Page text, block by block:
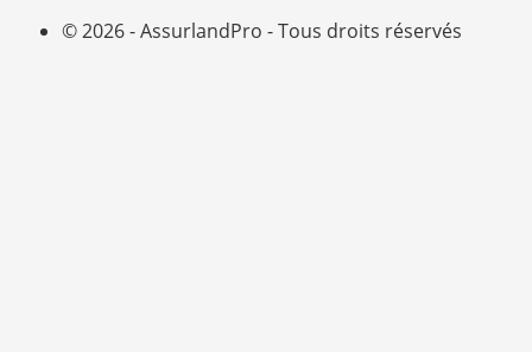
© 2026 - AssurlandPro - Tous droits réservés